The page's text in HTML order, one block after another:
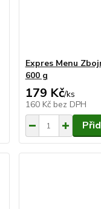
Expres Menu
600 g
179 Kč/ks
160 Kč bez DPH